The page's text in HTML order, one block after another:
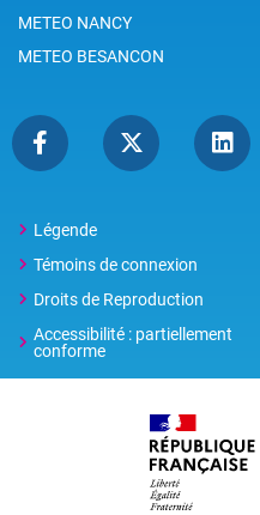
METEO NANCY
METEO BESANCON
Légende
Témoins de connexion
Droits de Reproduction
Accessibilité : partiellement
conforme